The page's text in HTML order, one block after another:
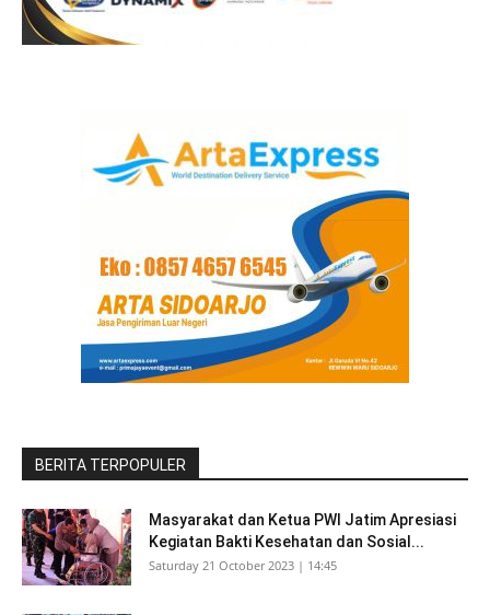
BERITA TERPOPULER
Masyarakat dan Ketua PWI Jatim Apresiasi
Kegiatan Bakti Kesehatan dan Sosial...
Saturday 21 October 2023 | 14:45